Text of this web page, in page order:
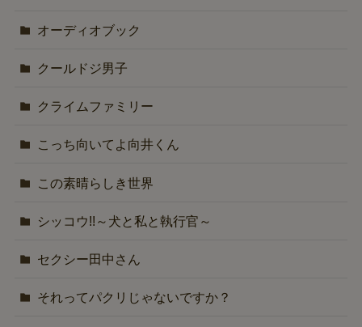
オーディオブック
クールドジ男子
クライムファミリー
こっち向いてよ向井くん
この素晴らしき世界
シッコウ!!～犬と私と執行官～
セクシー田中さん
それってパクリじゃないですか？